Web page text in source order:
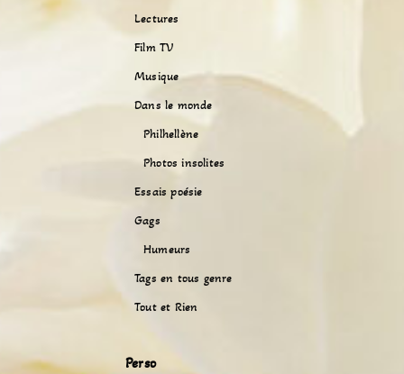
Lectures
Film TV
Musique
Dans le monde
Philhellène
Photos insolites
Essais poésie
Gags
Humeurs
Tags en tous genre
Tout et Rien
Perso